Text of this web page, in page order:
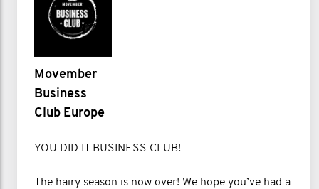
Movember
Business
Club Europe
YOU DID IT BUSINESS CLUB!
The hairy season is now over! We hope you’ve had a